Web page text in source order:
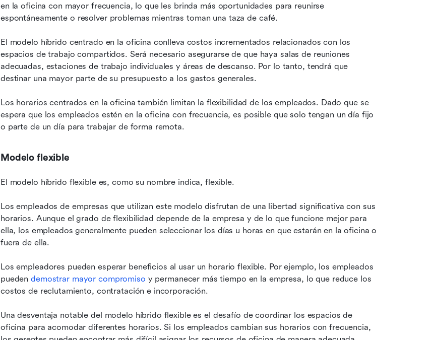
en la oficina con mayor frecuencia, lo que les brinda más oportunidades para reunirse
espontáneamente o resolver problemas mientras toman una taza de café.
El modelo híbrido centrado en la oficina conlleva costos incrementados relacionados con los
espacios de trabajo compartidos. Será necesario asegurarse de que haya salas de reuniones
adecuadas, estaciones de trabajo individuales y áreas de descanso. Por lo tanto, tendrá que
destinar una mayor parte de su presupuesto a los gastos generales.
Los horarios centrados en la oficina también limitan la flexibilidad de los empleados. Dado que se
espera que los empleados estén en la oficina con frecuencia, es posible que solo tengan un día fijo
o parte de un día para trabajar de forma remota.
Modelo flexible
El modelo híbrido flexible es, como su nombre indica, flexible.
Los empleados de empresas que utilizan este modelo disfrutan de una libertad significativa con sus
horarios. Aunque el grado de flexibilidad depende de la empresa y de lo que funcione mejor para
ella, los empleados generalmente pueden seleccionar los días u horas en que estarán en la oficina o
fuera de ella.
Los empleadores pueden esperar beneficios al usar un horario flexible. Por ejemplo, los empleados
pueden demostrar mayor compromiso y permanecer más tiempo en la empresa, lo que reduce los
costos de reclutamiento, contratación e incorporación.
Una desventaja notable del modelo híbrido flexible es el desafío de coordinar los espacios de
oficina para acomodar diferentes horarios. Si los empleados cambian sus horarios con frecuencia,